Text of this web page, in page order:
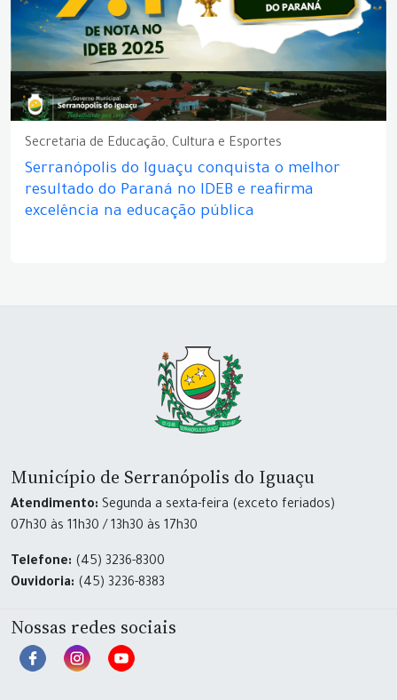
Secretaria de Educação, Cultura e Esportes
Serranópolis do Iguaçu conquista o melhor
resultado do Paraná no IDEB e reafirma
excelência na educação pública
Município de Serranópolis do Iguaçu
Atendimento: Segunda a sexta-feira (exceto feriados)
07h30 às 11h30 / 13h30 às 17h30
Telefone: (45) 3236-8300
Ouvidoria: (45) 3236-8383
Nossas redes sociais